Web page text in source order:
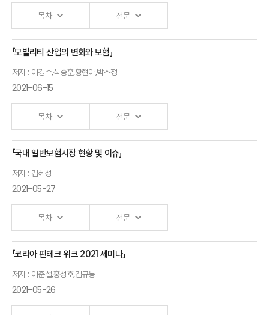
회장
축 사
김근익
금융감독원
직무대행
위험기준 자기자본
(RBC)제도
금융감독원
보험리스크총괄팀
팀장
지급여력제도의
노건엽
목차 전문
보험회사대체투자현황과과제
「모빌리티 산업의 변화와 보험」
저자 : 이경수,석승훈,황현아,박소정
2021-06-15
목차 전문
Ⅰ.「자율주행 스마트 모빌리티 산업의 변화」비공개
발표자 : 이경수
Ⅱ.「자율주행과 모빌리티: 위험의 배분」
발표자 : 석승훈
서울대학교 경영대학 교수
를 중심으로」
발표자 : 황현아
Ⅳ.「자율주행차와 보험 가치 사슬의 변화」
「국내 일반보험시장 현황 및 이슈」
저자 : 김혜성
2021-05-27
목차 전문
국내
「코리아 핀테크 위크 2021 세미나」
저자 : 이준섭,홍성호,김규동
2021-05-26